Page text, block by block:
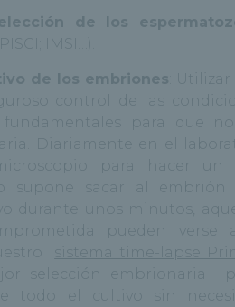
de los
, PISCI; IMSI…).
de los embriones :
control de las
fundamentales para que
Diariamente en el
para hacer un
supone sacar al
durante unos minutos,
pueden verse
sistema time-lapse
selección embrionaria
todo el cultivo sin